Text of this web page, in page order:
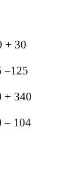
+ 30
–125
+ 340
– 104